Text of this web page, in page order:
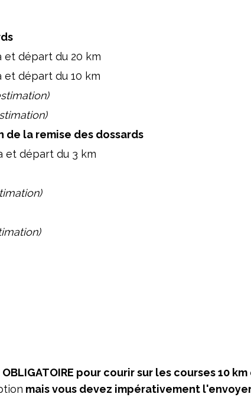
et départ du 20 km
départ du 10 km
de la remise des dossards
et départ du 3 km
pour courir sur les courses 10 km
mais vous devez impérativement